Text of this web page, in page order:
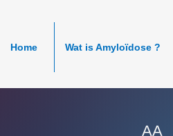
Home Wat is Amyloïdose ?
AA